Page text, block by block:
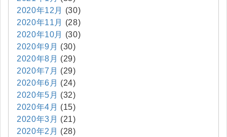
2020年12月
(30)
2020年11月
(28)
2020年10月
(30)
2020年9月 (30)
2020年8月 (29)
2020年7月 (29)
2020年6月 (24)
2020年5月 (32)
2020年4月 (15)
2020年3月 (21)
2020年2月 (28)